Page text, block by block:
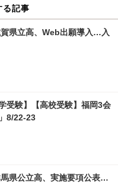
る記事
賀県立高、Web出願導入…入
受験】【高校受験】福岡3会
8/22-23
馬県公立高、実施要項公表…